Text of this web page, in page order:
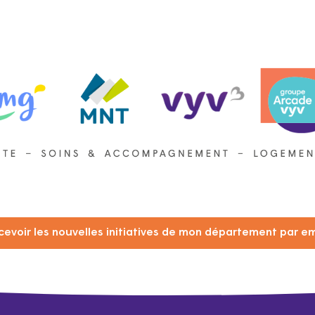
les nouvelles initiatives de mon département par